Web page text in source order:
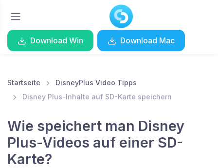
Download Win Download Mac
Startseite
DisneyPlus Video Tipps
Disney Plus-Inhalte auf SD-Karte speichern
Wie speichert man Disney
Plus-Videos auf einer SD-
Karte?